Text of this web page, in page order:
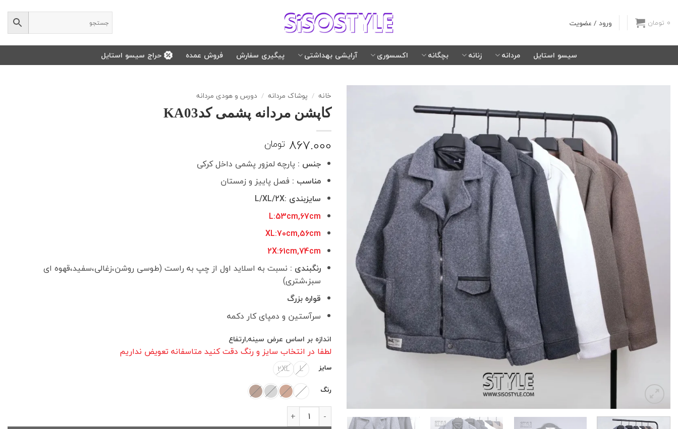
content
0 تومان ورود / عضویت
سیسو استایل مردانه زنانه بچگانه اکسسوری آرایشی بهداشتی پیگیری سفارش فروش عمده حراج سیسو استایل
خانه / پوشاک مردانه / دورس و هودی مردانه
کاپشن مردانه پشمی کدKA03
867.000 تومان
جنس : پارچه لمزور پشمی داخل کرکی
مناسب : فصل پاییز و زمستان
سایزبندی :L/XL/2X
L:53cm,67cm
XL:70cm,56cm
2X:61cm,74cm
رنگبندی : نسبت به اسلاید اول از چپ به راست (طوسی روشن،زغالی،سفید،قهوه ای
سبز،شتری)
قواره بزرگ
سرآستین و دمپای کار دکمه
اندازه بر اساس عرض سینه,ارتفاع
لطفا در انتخاب سایز و رنگ دقت کنید متاسفانه تعویض نداریم
سایز L
2XL
رنگ
کاپشن مردانه پشمی کدKA03 عدد